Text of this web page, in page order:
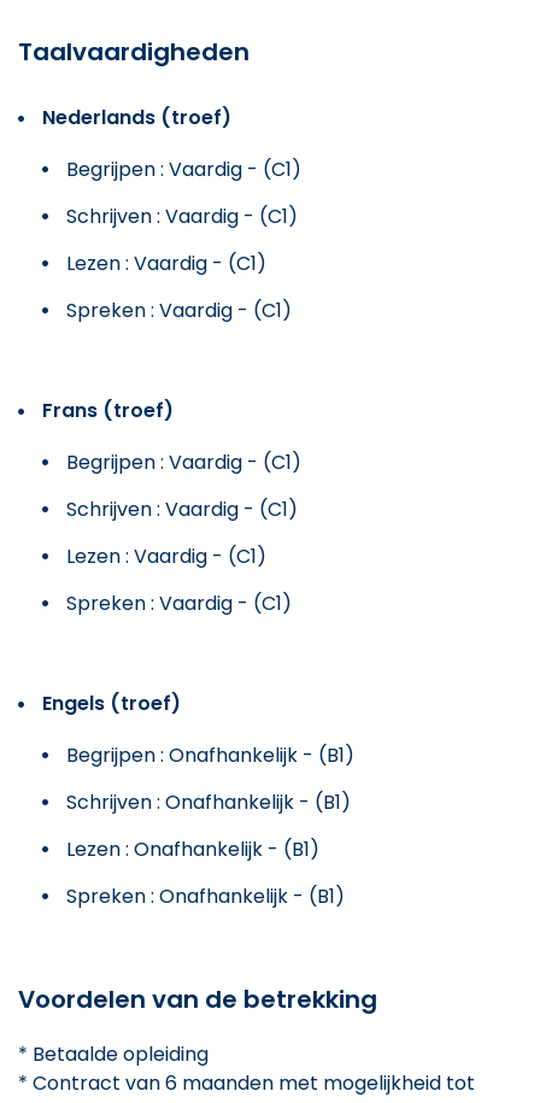
Taalvaardigheden
Nederlands (troef)
Begrijpen : Vaardig - (C1)
Schrijven : Vaardig - (C1)
Lezen : Vaardig - (C1)
Spreken : Vaardig - (C1)
Frans (troef)
Begrijpen : Vaardig - (C1)
Schrijven : Vaardig - (C1)
Lezen : Vaardig - (C1)
Spreken : Vaardig - (C1)
Engels (troef)
Begrijpen : Onafhankelijk - (B1)
Schrijven : Onafhankelijk - (B1)
Lezen : Onafhankelijk - (B1)
Spreken : Onafhankelijk - (B1)
Voordelen van de betrekking
* Betaalde opleiding
* Contract van 6 maanden met mogelijkheid tot